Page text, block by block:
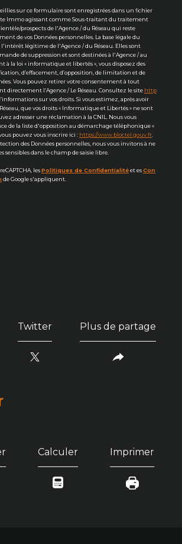
sur ce formulaire sont enregistrées dans un fichier
Immo agissant comme Sous-traitant du traitement
prospects de l'Agence / du Réseau qui reste
de vos Données personnelles. La base légale du
légitime de l'Agence / du Réseau. Elles sont
de suppression et sont destinées à l'Agence / au
à la loi « informatique et libertés », vous disposez des
d’effacement, d’opposition, de limitation et de
Vous pouvez retirer votre consentement à tout
directement l’Agence / Le Réseau. Consultez le site http
sur vos droits. Si vous estimez, après avoir
que vos droits « Informatique et Libertés » ne sont
adresser une réclamation à la CNIL. Nous vous
de la liste d'opposition au démarchage téléphonique «
pouvez vous inscrire ici : https://www.bloctel.gouv.fr.
des Données personnelles, nous vous invitons à ne
sensibles dans le champ de saisie libre.
lesPolitiques de Confidentialitéet esCon
de Google s'appliquent.
Twitter Plus de partage
Calculer Imprimer